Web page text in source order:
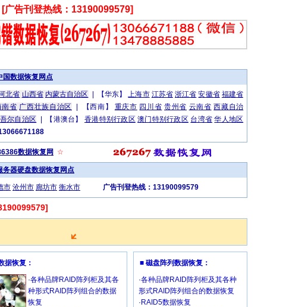
广告刊登热线：13190099579]
国数据恢复网点
北省 山西省 内蒙古自治区 【华东】上海市 江苏省 浙江省 安徽省 福建省
南省 广西壮族自治区 【西南】 重庆市 四川省 贵州省 云南省 西藏自治
尔自治区 【港澳台】 香港特别行政区 澳门特别行政区 台湾省 华人地区
、上门修电脑、硬盘数据恢复、网页设计制作、笔记本数据恢复、网络工程为主
数据恢复网 ☆
务器硬盘数据恢复网点
市 沧州市 廊坊市 衡水市 广告刊登热线：13190099579
据恢复：
·各种品牌RAID阵列柜及其各
种形式RAID阵列组合的数据
恢复
■ 磁盘阵列数据恢复：
·各种品牌RAID阵列柜及其各种
形式RAID阵列组合的数据恢复
·RAID5数据恢复